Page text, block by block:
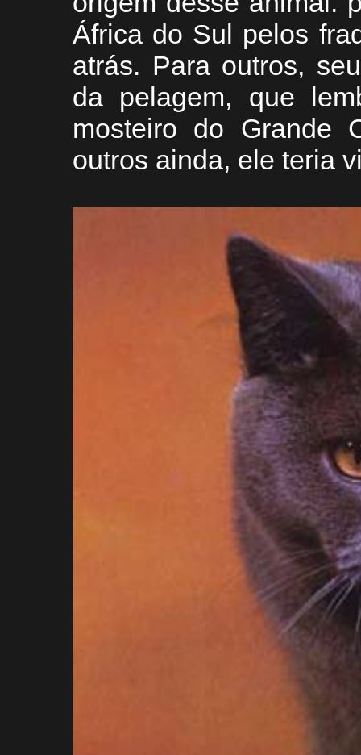
África do Sul pelos
atrás. Para outros,
da pelagem, que
mosteiro do Grande
outros ainda, ele teria